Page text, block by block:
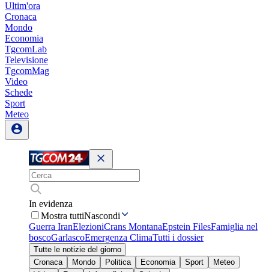
Ultim'ora
Cronaca
Mondo
Economia
TgcomLab
Televisione
TgcomMag
Video
Schede
Sport
Meteo
In evidenza
Mostra tuttiNascondi
Guerra IranElezioniCrans MontanaEpstein FilesFamiglia nel
boscoGarlascoEmergenza ClimaTutti i dossier
Tutte le notizie del giorno
Cronaca
Mondo Politica Economia Sport
Meteo